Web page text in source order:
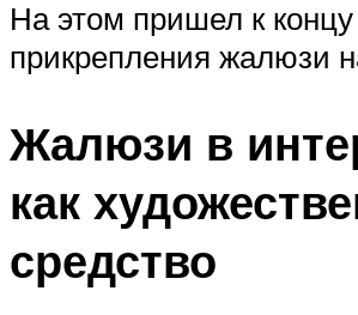
На этом пришел к
прикрепления жалюзи
Жалюзи в
как
средство